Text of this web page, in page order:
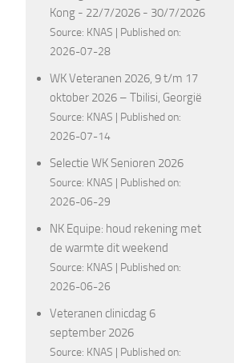
Kong - 22/7/2026 - 30/7/2026
Source: KNAS
Published on:
2026-07-28
WK Veteranen 2026, 9 t/m 17
oktober 2026 – Tbilisi, Georgië
Source: KNAS
Published on:
2026-07-14
Selectie WK Senioren 2026
Source: KNAS
Published on:
2026-06-29
NK Equipe: houd rekening met
de warmte dit weekend
Source: KNAS
Published on:
2026-06-26
Veteranen clinicdag 6
september 2026
Source: KNAS
Published on: